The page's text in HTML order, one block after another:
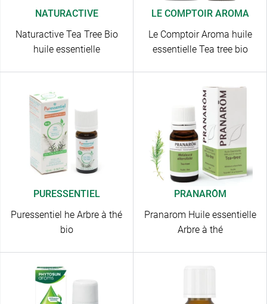
NATURACTIVE
Naturactive Tea Tree Bio
huile essentielle
LE COMPTOIR AROMA
Le Comptoir Aroma huile
essentielle Tea tree bio
PURESSENTIEL
Puressentiel he Arbre à thé
bio
PRANARÔM
Pranarom Huile essentielle
Arbre à thé